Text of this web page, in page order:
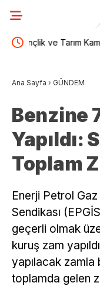
3. ASAT Genel
Ana Sayfa › GÜNDEM
Benzine
Yapıldı:
Toplam
Enerji Petrol
Sendikası
geçerli olmak
kuruş zam
yapılacak
toplamda gelen